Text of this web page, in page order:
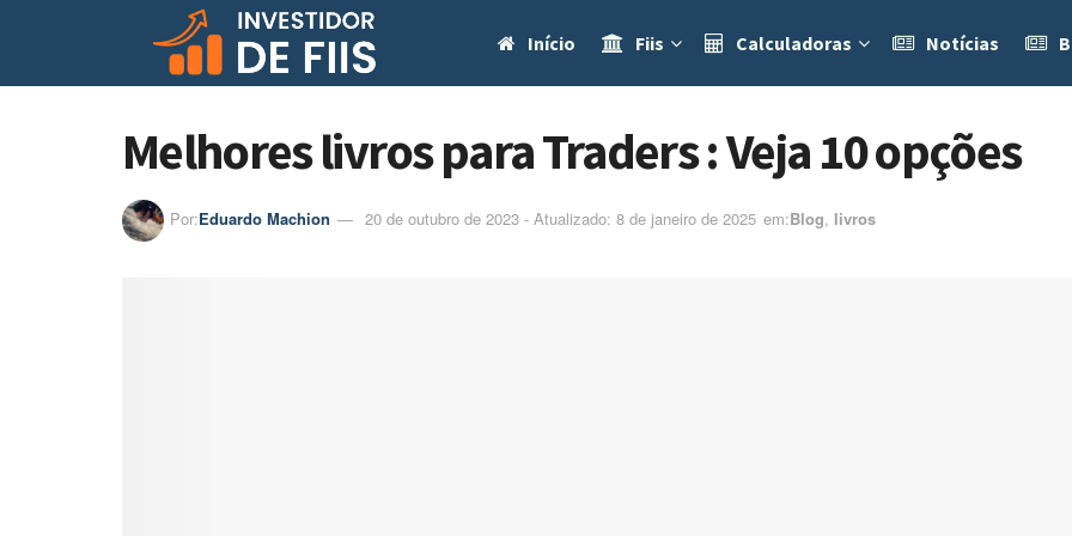
Início Fiis Calculadoras Notícias
Melhores livros para Traders : Veja 10 opções
Por:Eduardo Machion 20 de outubro de 2023 - Atualizado: 8 de janeiro de 2025 em:ㅤBlog, livros